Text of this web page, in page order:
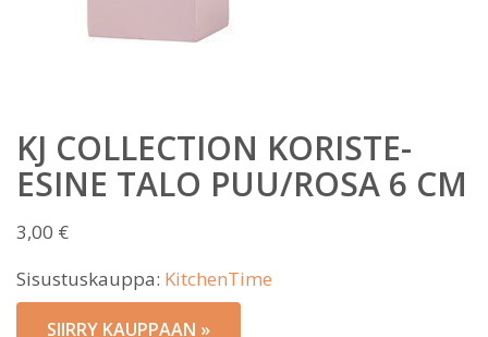
KJ COLLECTION KORISTE-
ESINE TALO PUU/ROSA 6 CM
3,00 €
Sisustuskauppa: KitchenTime
SIIRRY KAUPPAAN »